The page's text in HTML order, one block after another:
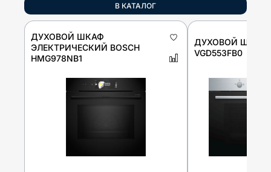
В КАТАЛОГ
ДУХОВОЙ ШКАФ
ЭЛЕКТРИЧЕСКИЙ BOSCH
HMG978NB1
ДУХОВОЙ ШКАФ
VGD553FB0